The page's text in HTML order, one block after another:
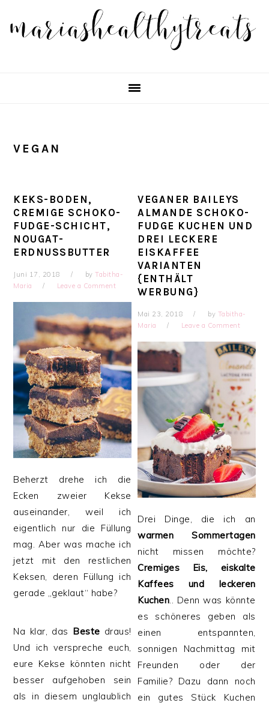
primary
primary
footer
VEGAN
KEKS-BODEN,
CREMIGE SCHOKO-
FUDGE-SCHICHT,
NOUGAT-
ERDNUSSBUTTER
Juni 17, 2018 byTabitha-
Maria
Leave a Comment
Beherzt drehe ich die
Ecken zweier Kekse
auseinander, weil ich
eigentlich nur die Füllung
mag. Aber was mache ich
jetzt mit den restlichen
Keksen, deren Füllung ich
gerade „geklaut“ habe?
Na klar, das Beste draus!
Und ich verspreche euch,
eure Kekse könnten nicht
besser aufgehoben sein
als in diesem unglaublich
VEGANER BAILEYS
ALMANDE SCHOKO-
FUDGE KUCHEN UND
DREI LECKERE
EISKAFFEE
VARIANTEN
{ENTHÄLT
WERBUNG}
Mai 23, 2018 by Tabitha-
Maria
Leave a Comment
Drei Dinge, die ich an
warmen Sommertagen
nicht missen möchte?
Cremiges Eis, eiskalte
Kaffees und leckeren
Kuchen.. Denn was könnte
es schöneres geben als
einen entspannten,
sonnigen Nachmittag mit
Freunden oder der
Familie? Dazu dann noch
ein gutes Stück Kuchen